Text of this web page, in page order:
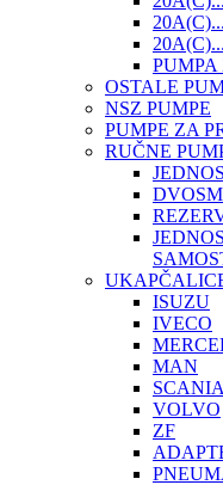
OSTALE
NSZ PUMPE
PUMPE ZA
RUČNE
ISUZU
IVECO
MAN
SCANIA
VOLVO
ZF